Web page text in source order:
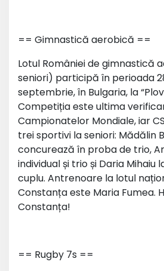
== Gimnastică aerobică ==
Lotul României de gimnastică
seniori) participă în perioada
septembrie, în Bulgaria, la
Competiția este ultima
Campionatelor Mondiale, iar
trei sportivi la seniori: Mădălin
concurează în proba de trio,
individual și trio și Daria Mihaiu
cuplu. Antrenoare la lotul
Constanța este Maria Fumea.
Constanța!
== Rugby 7s ==